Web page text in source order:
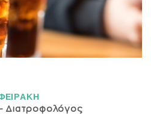
- Διατροφολόγος